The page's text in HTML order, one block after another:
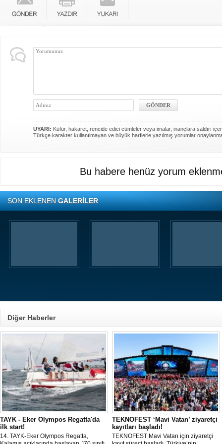
UYARI: Küfür, hakaret, rencide edici cümleler veya imalar, inançlara saldırı
Türkçe karakter kullanılmayan ve büyük harflerle yazılmış yorumlar
Bu habere henüz yorum
SON EKLENENGALERİLER
Diğer Haberler
TAYK - Eker Olympos Regatta'da
ilk start!
14. TAYK-Eker Olympos Regatta,
TEKNOFEST ‘Mavi Vatan’ ziyaretçi
kayıtları başladı!
TEKNOFEST Mavi Vatan için ziyaretçi